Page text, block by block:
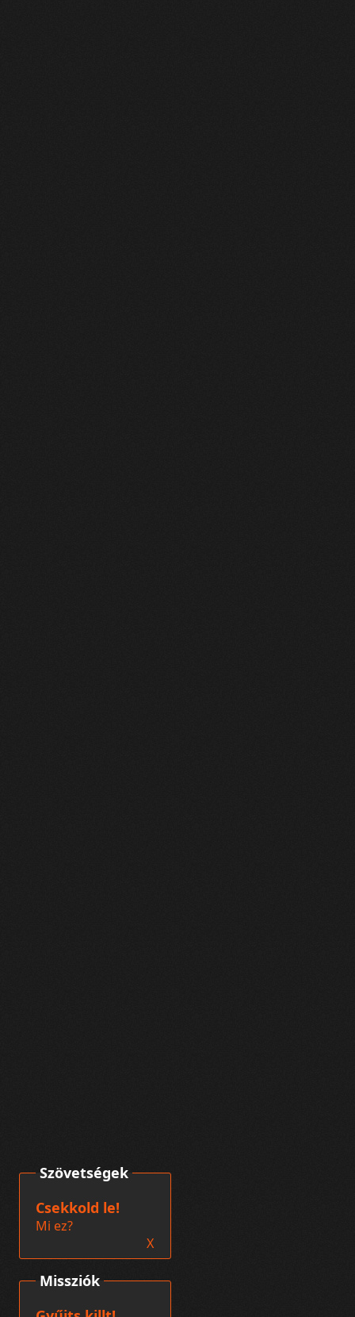
Missziók
Szövetségek
Csekkold le!
Mi ez?
X